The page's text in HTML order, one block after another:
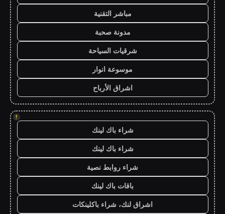
مباشر التقنية
مدونة صحبة
شرقيات السياحة
موسوعة انوار
اشراق الأرباح
!
شراء باك لينك
شراء باك لينك
شراء روابط نصية
باقات باك لينك
اشراق لنك، شراء باكلينكات